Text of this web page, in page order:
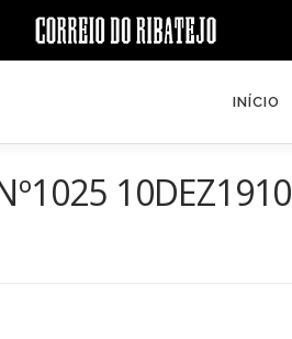
INÍCIO
10DEZ1910